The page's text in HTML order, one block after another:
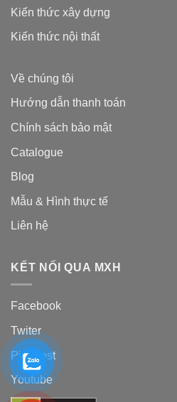
Kiến thức xây dựng
Kiến thức nội thất
Về chúng tôi
Hướng dẫn thanh toán
Chính sách bảo mật
Catalogue
Blog
Mẫu & Hình thực tế
Liên hệ
KẾT NỐI QUA MXH
Facebook
Twiter
Pinterest
Youtube